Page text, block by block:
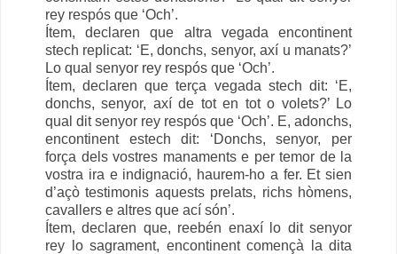
rey respós que ‘Och’.
Ítem, declaren que altra vegada encontinent
stech replicat: ‘E, donchs, senyor, axí u manats?’
Lo qual senyor rey respós que ‘Och’.
Ítem, declaren que terça vegada stech dit: ‘E,
donchs, senyor, axí de tot en tot o volets?’ Lo
qual dit senyor rey respós que ‘Och’. E, adonchs,
encontinent estech dit: ‘Donchs, senyor, per
força dels vostres manaments e per temor de la
vostra ira e indignació, haurem-ho a fer. Et sien
d’açò testimonis aquests prelats, richs hòmens,
cavallers e altres que ací són’.
Ítem, declaren que, reebén enaxí lo dit senyor
rey lo sagrament, encontinent començà la dita